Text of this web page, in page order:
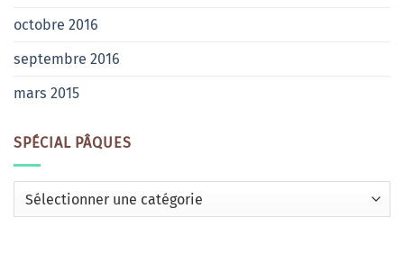
octobre 2016
septembre 2016
mars 2015
SPÉCIAL PÂQUES
Spécial